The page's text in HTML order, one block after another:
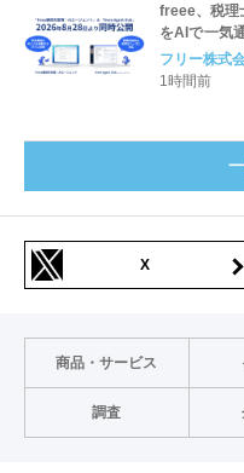
freee、税理
をAIで一気
ジェント」
開
フリー株式
1時間前
X
商品・サービス
調査